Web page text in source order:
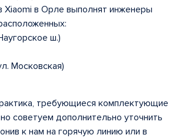
Xiaomi в Орле выполнят инженеры
ш.)
Московская)
требующиеся комплектующие
советуем дополнительно уточнить
к нам на горячую линию или в